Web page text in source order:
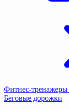
Фитнес-тренажеры
Беговые дорожки